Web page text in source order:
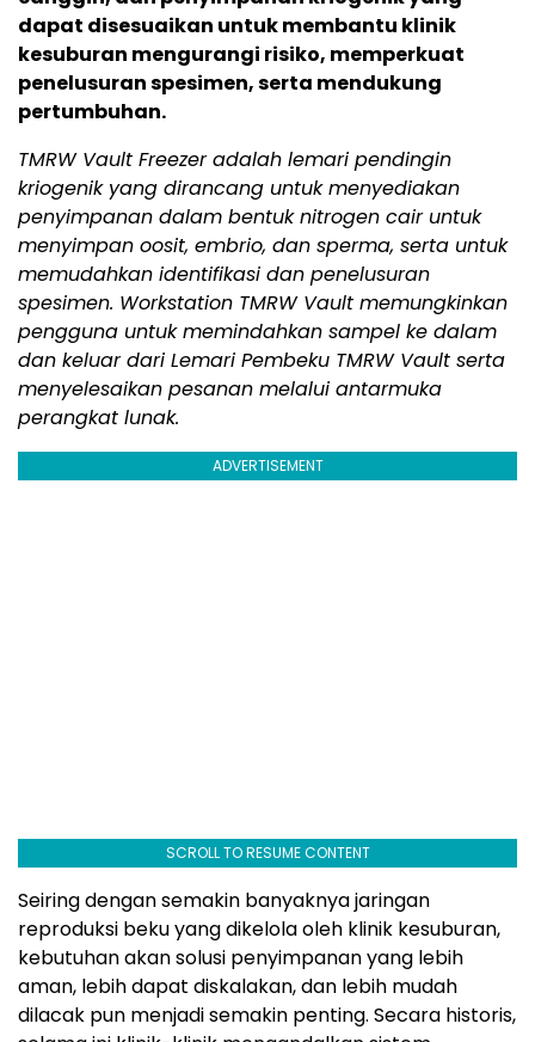
dapat disesuaikan untuk membantu klinik
kesuburan mengurangi risiko, memperkuat
penelusuran spesimen, serta mendukung
pertumbuhan.
TMRW Vault Freezer adalah lemari pendingin
kriogenik yang dirancang untuk menyediakan
penyimpanan dalam bentuk nitrogen cair untuk
menyimpan oosit, embrio, dan sperma, serta untuk
memudahkan identifikasi dan penelusuran
spesimen. Workstation TMRW Vault memungkinkan
pengguna untuk memindahkan sampel ke dalam
dan keluar dari Lemari Pembeku TMRW Vault serta
menyelesaikan pesanan melalui antarmuka
perangkat lunak.
ADVERTISEMENT
SCROLL TO RESUME CONTENT
Seiring dengan semakin banyaknya jaringan
reproduksi beku yang dikelola oleh klinik kesuburan,
kebutuhan akan solusi penyimpanan yang lebih
aman, lebih dapat diskalakan, dan lebih mudah
dilacak pun menjadi semakin penting. Secara historis,